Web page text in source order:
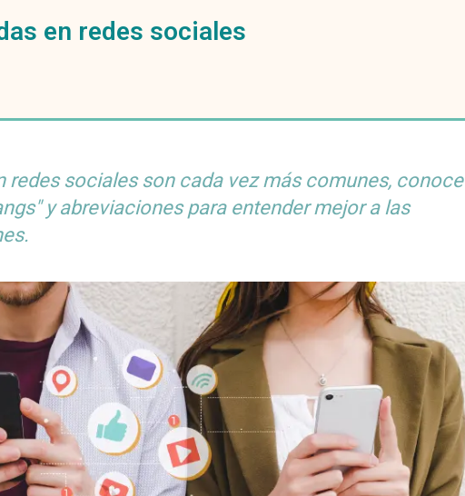
en redes sociales
redes sociales son cada vez más comunes, conoce
y abreviaciones para entender mejor a las